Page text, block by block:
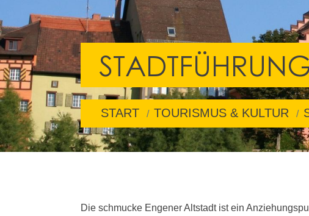
START TOURISMUS & KULTUR
Die schmucke Engener Altstadt ist ein